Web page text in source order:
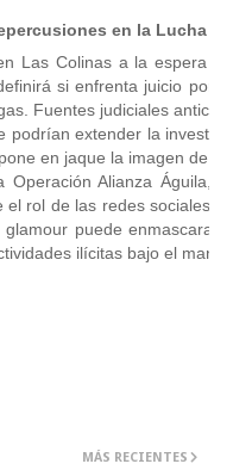
en la Lucha
Las Colinas a la espera
si enfrenta juicio por
Fuentes judiciales
podrían extender la
en jaque la imagen de
Operación Alianza Águila,
el rol de las redes sociales
puede enmascarar
ilícitas bajo el
MÁS RECIENTES